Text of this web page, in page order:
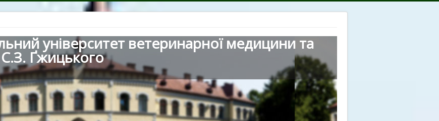
університет ветеринарної медицини та
С.З. Ґжицького